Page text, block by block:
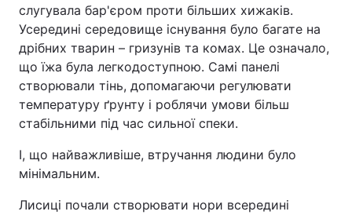
Тема оформлення
слугувала бар'єром проти більших хижаків.
Усередині середовище існування було багате на
дрібних тварин – гризунів та комах. Це означало,
що їжа була легкодоступною. Самі панелі
створювали тінь, допомагаючи регулювати
температуру ґрунту і роблячи умови більш
стабільними під час сильної спеки.
І, що найважливіше, втручання людини було
мінімальним.
Лисиці почали створювати нори всередині